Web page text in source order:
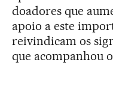
doadores que
apoio a este
reivindicam os
que acompanhou